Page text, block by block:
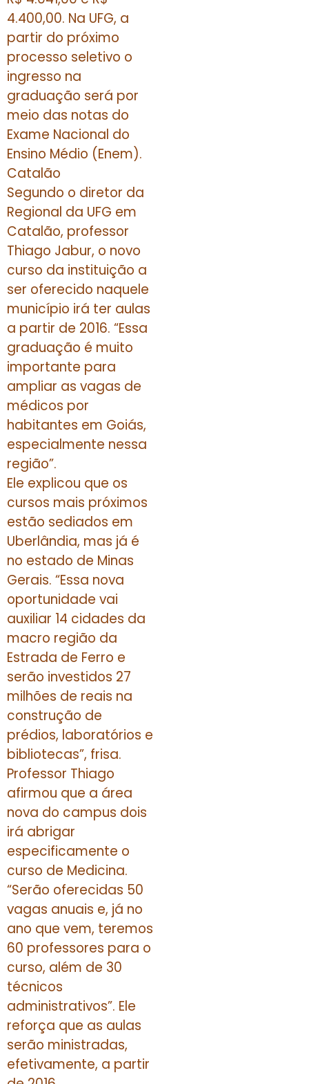
4.400,00. Na UFG, a
partir do próximo
processo seletivo o
ingresso na
graduação será por
meio das notas do
Exame Nacional do
Ensino Médio (Enem).
Catalão
Segundo o diretor da
Regional da UFG em
Catalão, professor
Thiago Jabur, o novo
curso da instituição a
ser oferecido naquele
município irá ter aulas
a partir de 2016. “Essa
graduação é muito
importante para
ampliar as vagas de
médicos por
habitantes em Goiás,
especialmente nessa
região”.
Ele explicou que os
cursos mais próximos
estão sediados em
Uberlândia, mas já é
no estado de Minas
Gerais. “Essa nova
oportunidade vai
auxiliar 14 cidades da
macro região da
Estrada de Ferro e
serão investidos 27
milhões de reais na
construção de
prédios, laboratórios e
bibliotecas”, frisa.
Professor Thiago
afirmou que a área
nova do campus dois
irá abrigar
especificamente o
curso de Medicina.
“Serão oferecidas 50
vagas anuais e, já no
ano que vem, teremos
60 professores para o
curso, além de 30
técnicos
administrativos”. Ele
reforça que as aulas
serão ministradas,
efetivamente, a partir